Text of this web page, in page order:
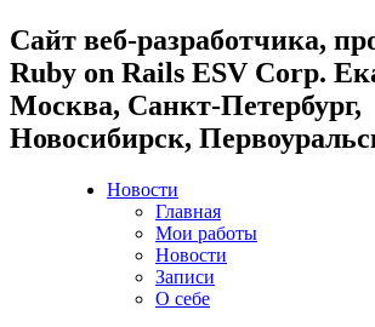
Cайт веб-разработчика,
Ruby on Rails ESV Corp.
Москва, Санкт-Петербург,
Новосибирск,
Новости
Главная
Мои работы
Новости
Записи
О себе